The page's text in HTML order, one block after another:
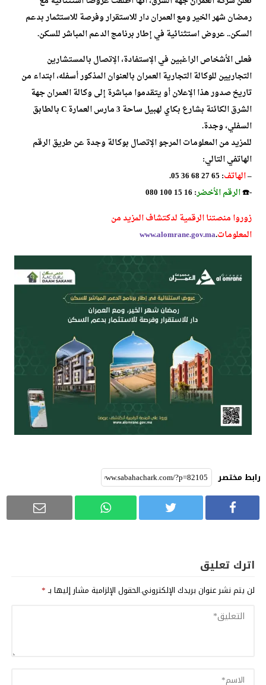
رمضان شهر الخير ومع العمران دار للاستقرار وفرصة للاستثمار بدعم
السكن.. عروض استثنائية في إطار برنامج الدعم المباشر للسكن.
فعلى الأشخاص الراغبين في الإستفادة، الإتصال بالمستشارين
التجاريين للوكالة التجارية العمران بالعنوان المذكور أسفله، ابتداء من
تاريخ صدور هذا الإعلان أو يتقدموا مباشرة إلى وكالة العمران جهة
الشرق الكائنة بشارع بكاي لهبيل ساحة 3 مارس العمارة C بالطابق
السفلي، وجدة.
للمزيد من المعلومات المرجو الإتصال بوكالة وجدة عن طريق الرقم
الهاتفي التالي:
–الهاتف: 65 27 68 36 05.
-☎️الرقم الأخضر: 16 15 100 080
زوروا منصتنا الرقمية لدكتشاف المزيد من
المعلومات.
www.alomrane.gov.ma
رابط مختصر
اترك تعليق
لن يتم نشر عنوان بريدك الإلكتروني.الحقول الإلزامية مشار إليها بـ*